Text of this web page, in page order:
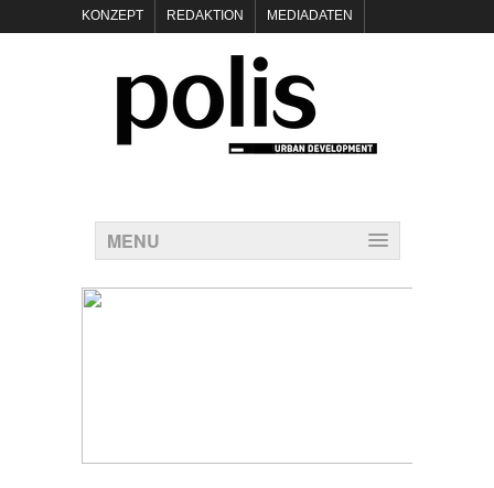
KONZEPT REDAKTION MEDIADATEN
POLIS KEYNOTES
KONTAKT DATENSCHUTZ IMPRESSUM
MENU